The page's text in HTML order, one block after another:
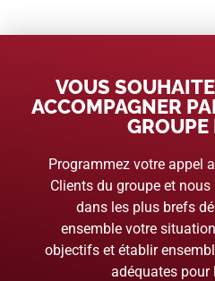
VOUS
ACCOMPAGNER
GROUPE
Programmez votre appel
Clients du groupe et
dans les plus brefs
ensemble votre
objectifs et établir
adéquates pour